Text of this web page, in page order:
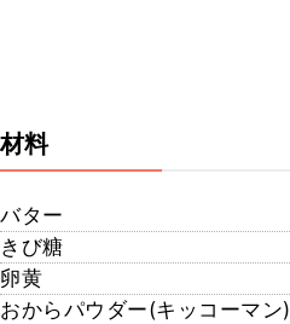
材料
バター
きび糖
卵黄
おからパウダー(キッコーマン)